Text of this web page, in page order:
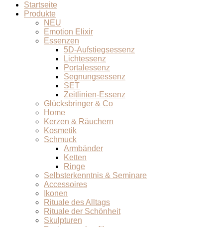
Startseite
Produkte
NEU
Emotion Elixir
Essenzen
5D-Aufstiegsessenz
Lichtessenz
Portalessenz
Segnungsessenz
SET
Zeitlinien-Essenz
Glücksbringer & Co
Home
Kerzen & Räuchern
Kosmetik
Schmuck
Armbänder
Ketten
Ringe
Selbsterkenntnis & Seminare
Accessoires
Ikonen
Rituale des Alltags
Rituale der Schönheit
Skulpturen